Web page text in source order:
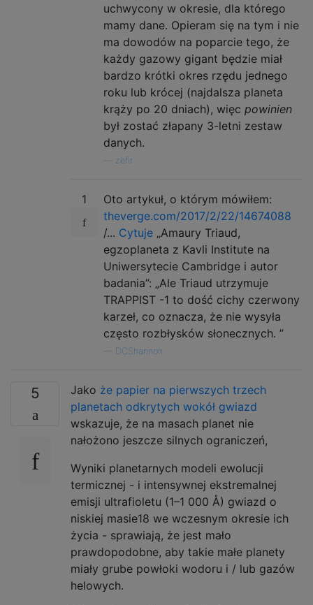
uchwycony w okresie, dla którego
mamy dane. Opieram się na tym i nie
ma dowodów na poparcie tego, że
każdy gazowy gigant będzie miał
bardzo krótki okres rzędu jednego
roku lub krócej (najdalsza planeta
krąży po 20 dniach), więc powinien
był zostać złapany 3-letni zestaw
danych.
zefir
1
Oto artykuł, o którym mówiłem:
theverge.com/2017/2/22/14674088
/... Cytuje „Amaury Triaud,
egzoplaneta z Kavli Institute na
Uniwersytecie Cambridge i autor
badania”: „Ale Triaud utrzymuje
TRAPPIST -1 to dość cichy czerwony
karzeł, co oznacza, że ​​nie wysyła
często rozbłysków słonecznych. ”
DCShannon
5 Jako że papier na pierwszych trzech
planetach odkrytych wokół gwiazd
wskazuje, że na masach planet nie
nałożono jeszcze silnych ograniczeń,
Wyniki planetarnych modeli ewolucji
termicznej - i intensywnej ekstremalnej
emisji ultrafioletu (1–1 000 Å) gwiazd o
niskiej masie18 we wczesnym okresie ich
życia - sprawiają, że jest mało
prawdopodobne, aby takie małe planety
miały grube powłoki wodoru i / lub gazów
helowych.